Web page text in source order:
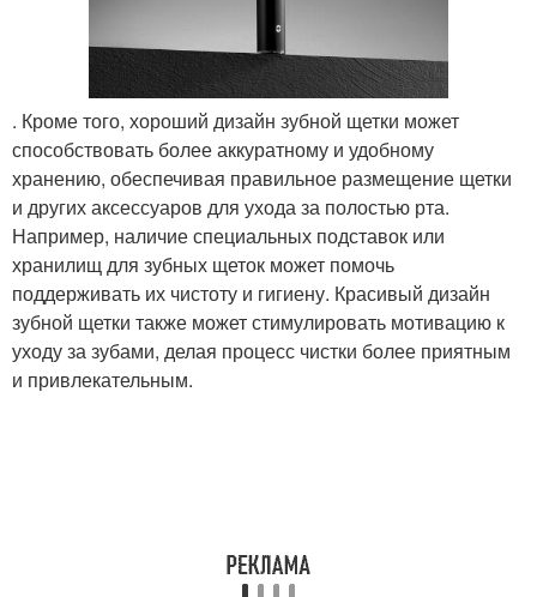
. Кроме того, хороший дизайн зубной щетки может
способствовать более аккуратному и удобному
хранению, обеспечивая правильное размещение щетки
и других аксессуаров для ухода за полостью рта.
Например, наличие специальных подставок или
хранилищ для зубных щеток может помочь
поддерживать их чистоту и гигиену. Красивый дизайн
зубной щетки также может стимулировать мотивацию к
уходу за зубами, делая процесс чистки более приятным
и привлекательным.